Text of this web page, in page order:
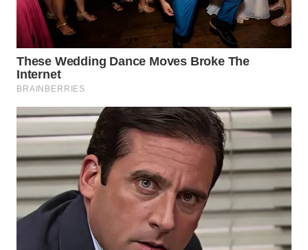
KALTIM
WN
SULSEL
WN
GORONTALO
WN
SULUT
WN
MALUKU